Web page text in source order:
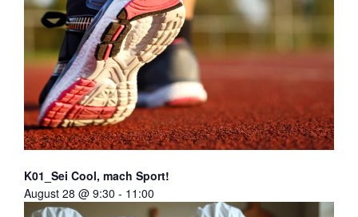
K01_Sei Cool, mach Sport!
August 28 @ 9:30 - 11:00